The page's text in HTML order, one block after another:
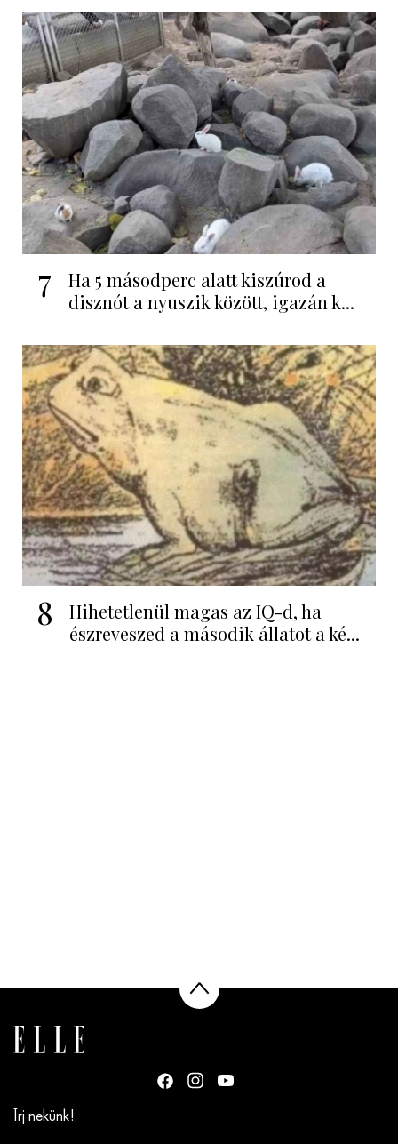
7
Ha 5 másodperc alatt kiszúrod a
disznót a nyuszik között, igazán k...
8
Hihetetlenül magas az IQ-d, ha
észreveszed a második állatot a ké...
Írj nekünk!